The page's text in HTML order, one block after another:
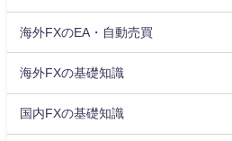
海外FXのEA・自動売買
海外FXの基礎知識
国内FXの基礎知識